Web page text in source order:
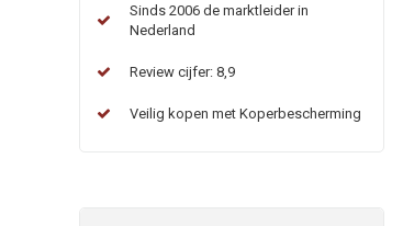
Sinds 2006 de marktleider in
Nederland
Review cijfer: 8,9
Veilig kopen met Koperbescherming